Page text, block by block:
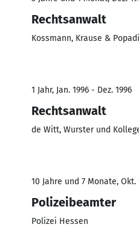
Rechtsanwalt
Kossmann, Krause &
1 Jahr, Jan. 1996 - Dez. 1996
Rechtsanwalt
de Witt, Wurster und
10 Jahre und 7 Monate, Okt.
Polizeibeamter
Polizei Hessen